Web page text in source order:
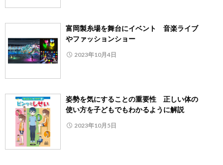
富岡製糸場を舞台にイベント 音楽ライブ
やファッションショー
2023年10月4日
姿勢を気にすることの重要性 正しい体の
使い方を子どもでもわかるように解説
2023年10月5日